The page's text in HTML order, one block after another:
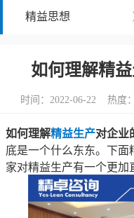
精益思想
如何理解精
时间：2022-06-22 热度：
如何理解精益生产对企业
底是一个什么东东。下面
家对精益生产有一个更加